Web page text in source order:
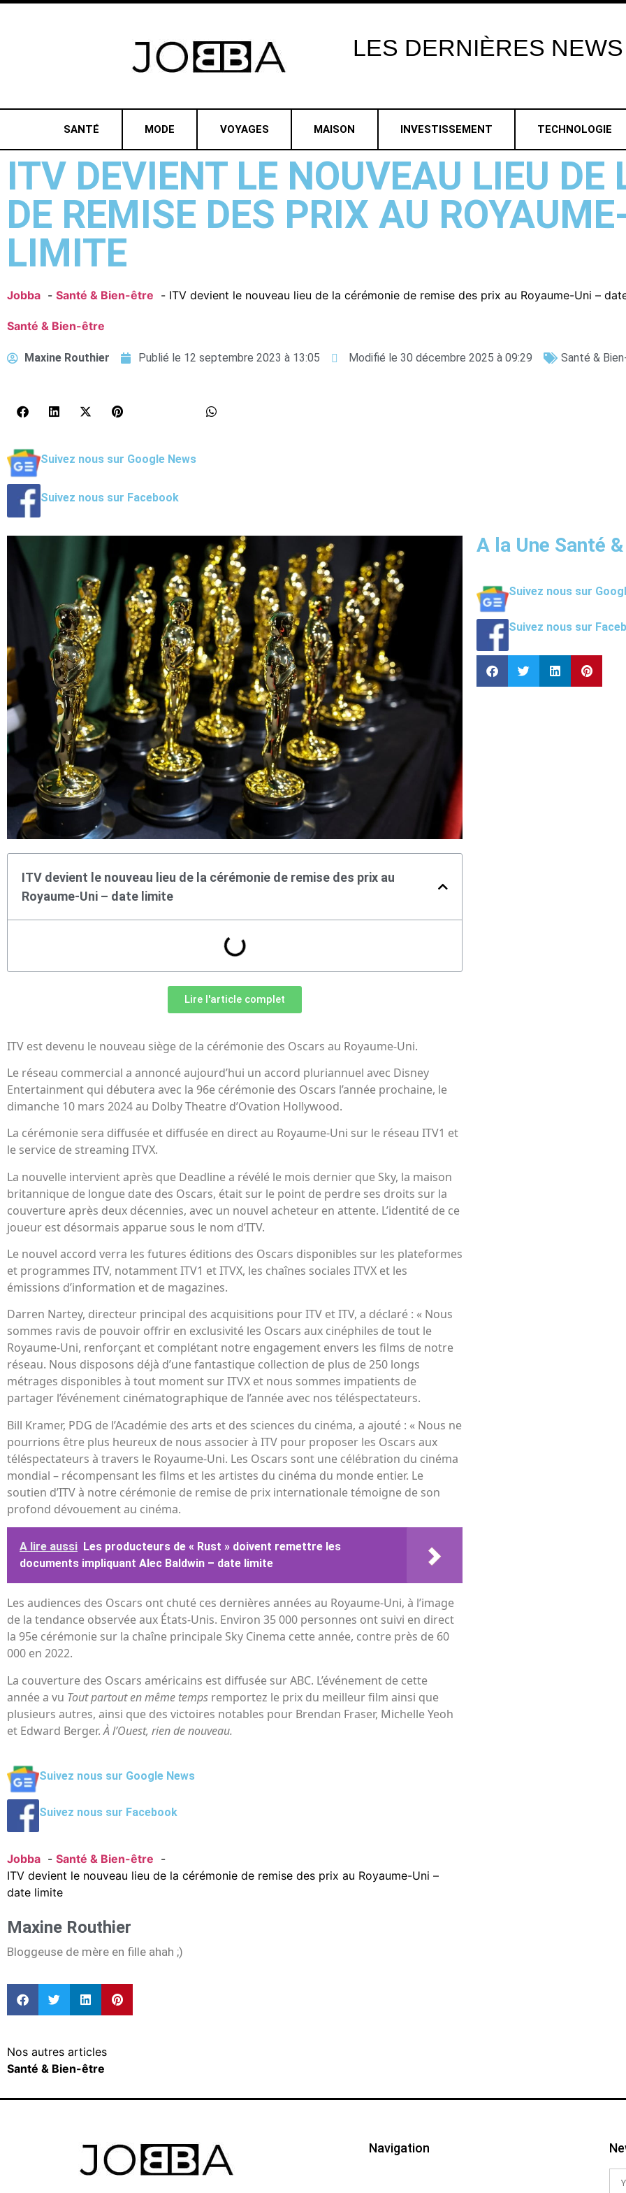
LES DERNIÈRES NEWS
SANTÉ MODE VOYAGES MAISON INVESTISSEMENT TECHNOLOGIE
ITV DEVIENT LE NOUVEAU LIEU DE
DE REMISE DES PRIX AU
LIMITE
Jobba Santé & Bien-être ITV devient le nouveau lieu de la cérémonie de remise des prix au Royaume-Uni –
Santé & Bien-être
Maxine Routhier Publié le 12 septembre 2023 à 13:05 Modifié le 30 décembre 2025 à 09:29 Santé &
Suivez nous sur Google News
Suivez nous sur Facebook
ITV devient le nouveau lieu de la cérémonie de remise des prix au
Royaume-Uni – date limite
Lire l'article complet
ITV est devenu le nouveau siège de la cérémonie des Oscars au Royaume-Uni.
Le réseau commercial a annoncé aujourd’hui un accord pluriannuel avec Disney
Entertainment qui débutera avec la 96e cérémonie des Oscars l’année prochaine, le
dimanche 10 mars 2024 au Dolby Theatre d’Ovation Hollywood.
La cérémonie sera diffusée et diffusée en direct au Royaume-Uni sur le réseau ITV1 et
le service de streaming ITVX.
La nouvelle intervient après que Deadline a révélé le mois dernier que Sky, la maison
britannique de longue date des Oscars, était sur le point de perdre ses droits sur la
couverture après deux décennies, avec un nouvel acheteur en attente. L’identité de ce
joueur est désormais apparue sous le nom d’ITV.
Le nouvel accord verra les futures éditions des Oscars disponibles sur les plateformes
et programmes ITV, notamment ITV1 et ITVX, les chaînes sociales ITVX et les
émissions d’information et de magazines.
Darren Nartey, directeur principal des acquisitions pour ITV et ITV, a déclaré : « Nous
sommes ravis de pouvoir offrir en exclusivité les Oscars aux cinéphiles de tout le
Royaume-Uni, renforçant et complétant notre engagement envers les films de notre
réseau. Nous disposons déjà d’une fantastique collection de plus de 250 longs
métrages disponibles à tout moment sur ITVX et nous sommes impatients de
partager l’événement cinématographique de l’année avec nos téléspectateurs.
Bill Kramer, PDG de l’Académie des arts et des sciences du cinéma, a ajouté : « Nous ne
pourrions être plus heureux de nous associer à ITV pour proposer les Oscars aux
téléspectateurs à travers le Royaume-Uni. Les Oscars sont une célébration du cinéma
mondial – récompensant les films et les artistes du cinéma du monde entier. Le
soutien d’ITV à notre cérémonie de remise de prix internationale témoigne de son
profond dévouement au cinéma.
A lire aussi Les producteurs de « Rust » doivent remettre les
documents impliquant Alec Baldwin – date limite
Les audiences des Oscars ont chuté ces dernières années au Royaume-Uni, à l’image
de la tendance observée aux États-Unis. Environ 35 000 personnes ont suivi en direct
la 95e cérémonie sur la chaîne principale Sky Cinema cette année, contre près de 60
000 en 2022.
La couverture des Oscars américains est diffusée sur ABC. L’événement de cette
année a vu Tout partout en même temps remportez le prix du meilleur film ainsi que
plusieurs autres, ainsi que des victoires notables pour Brendan Fraser, Michelle Yeoh
et Edward Berger.À l’Ouest, rien de nouveau.
Suivez nous sur Google News
Suivez nous sur Facebook
Jobba
Santé & Bien-être
ITV devient le nouveau lieu de la cérémonie de remise des prix au Royaume-Uni –
date limite
Maxine Routhier
Bloggeuse de mère en fille ahah ;)
A la Une Santé
Suivez nous sur
Suivez nous sur
Nos autres articles
Santé & Bien-être
Navigation